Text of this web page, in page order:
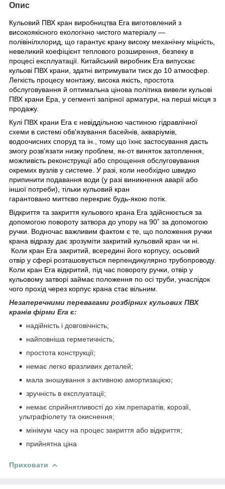
Опис
Кульовий ПВХ кран виробництва Era виготовлений з
високоякісного екологічно чистого матеріалу —
полівінілхлорид, що гарантує крану високу механічну міцність,
невеликий коефіцієнт теплового розширення, безпеку в
процесі експлуатації. Китайський виробник Era випускає
кульові ПВХ крани, здатні витримувати тиск до 10 атмосфер.
Легкість процесу монтажу, висока якість, простота
обслуговування й оптимальна цінова політика вивели кульові
ПВХ крани Ера, у сегменті запірної арматури, на перші місця з
продажу.
Кулі ПВХ крани Era є невіддільною частиною гідравлічної
схеми в системі обв'язування басейнів, акваріумів,
водоочисних споруд та ін., тому що їхнє застосування дасть
змогу розв'язати низку проблем, як-от виняток затоплення,
можливість реконструкції або спрощення обслуговування
окремих вузлів у системе. У разі, коли необхідно швидко
припинити подавання води (у разі виникнення аварії або
іншої потреби), тільки кульовий кран
гарантовано миттєво перекриє будь-якою потік.
Відкриття та закриття кульового крана Era здійснюється за
допомогою повороту затвора до упору на 90˚ за допомогою
ручки. Водночас важливим фактом є те, що положення ручки
крана відразу дає зрозуміти закритий кульовий кран чи ні.
Коли кран Era закритий, всередині його корпусу, осьовий
отвір у сфері розташовується перпендикулярно трубопроводу.
Коли кран Era відкритий , під час повороту ручки, отвір у
кульовому затворі займає положення по осі труби, унаслідок
чого прохід через корпус крана стає вільним.
Незаперечними перевагами розбірних кульових ПВХ
кранів фірми Era є:
надійність і довговічність;
найповніша герметичність;
простота конструкції;
немає легко вразливих деталей;
мала зношування з активною амортизацією;
зручність в експлуатації;
немає сприйнятливості до хім.препаратів, корозії,
ультрафіолету та окиснення;
мінімум часу на процес закриття або відкриття;
прийнятна ціна
Приховати